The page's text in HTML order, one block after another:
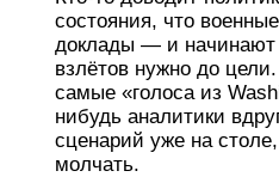
состояния, что
доклады — и начинают
взлётов нужно до
самые «голоса из
нибудь аналитики
сценарий уже на
молчать.